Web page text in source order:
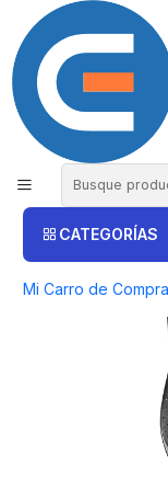
CATEGORÍAS
Mi Carro de
Inicio Productos
Mouse Genius